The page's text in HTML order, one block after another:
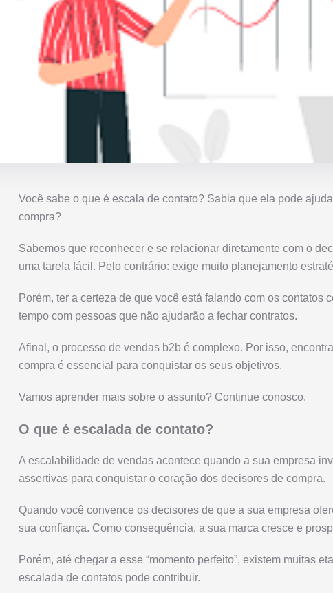
Você sabe o que é escala de contato? Sabia que ela pode
compra?
Sabemos que reconhecer e se relacionar diretamente com o
uma tarefa fácil. Pelo contrário: exige muito planejamento
Porém, ter a certeza de que você está falando com os contatos
tempo com pessoas que não ajudarão a fechar contratos.
Afinal, o processo de vendas b2b é complexo. Por isso,
compra é essencial para conquistar os seus objetivos.
Vamos aprender mais sobre o assunto? Continue conosco.
O que é escalada de contato?
A escalabilidade de vendas acontece quando a sua empresa
assertivas para conquistar o coração dos decisores de compra.
Quando você convence os decisores de que a sua empresa
sua confiança. Como consequência, a sua marca cresce e
Porém, até chegar a esse “momento perfeito”, existem muitas
escalada de contatos pode contribuir.